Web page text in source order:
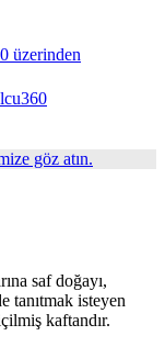
üzerinden
göz atın.
saf doğayı,
tanıtmak isteyen
kaftandır.